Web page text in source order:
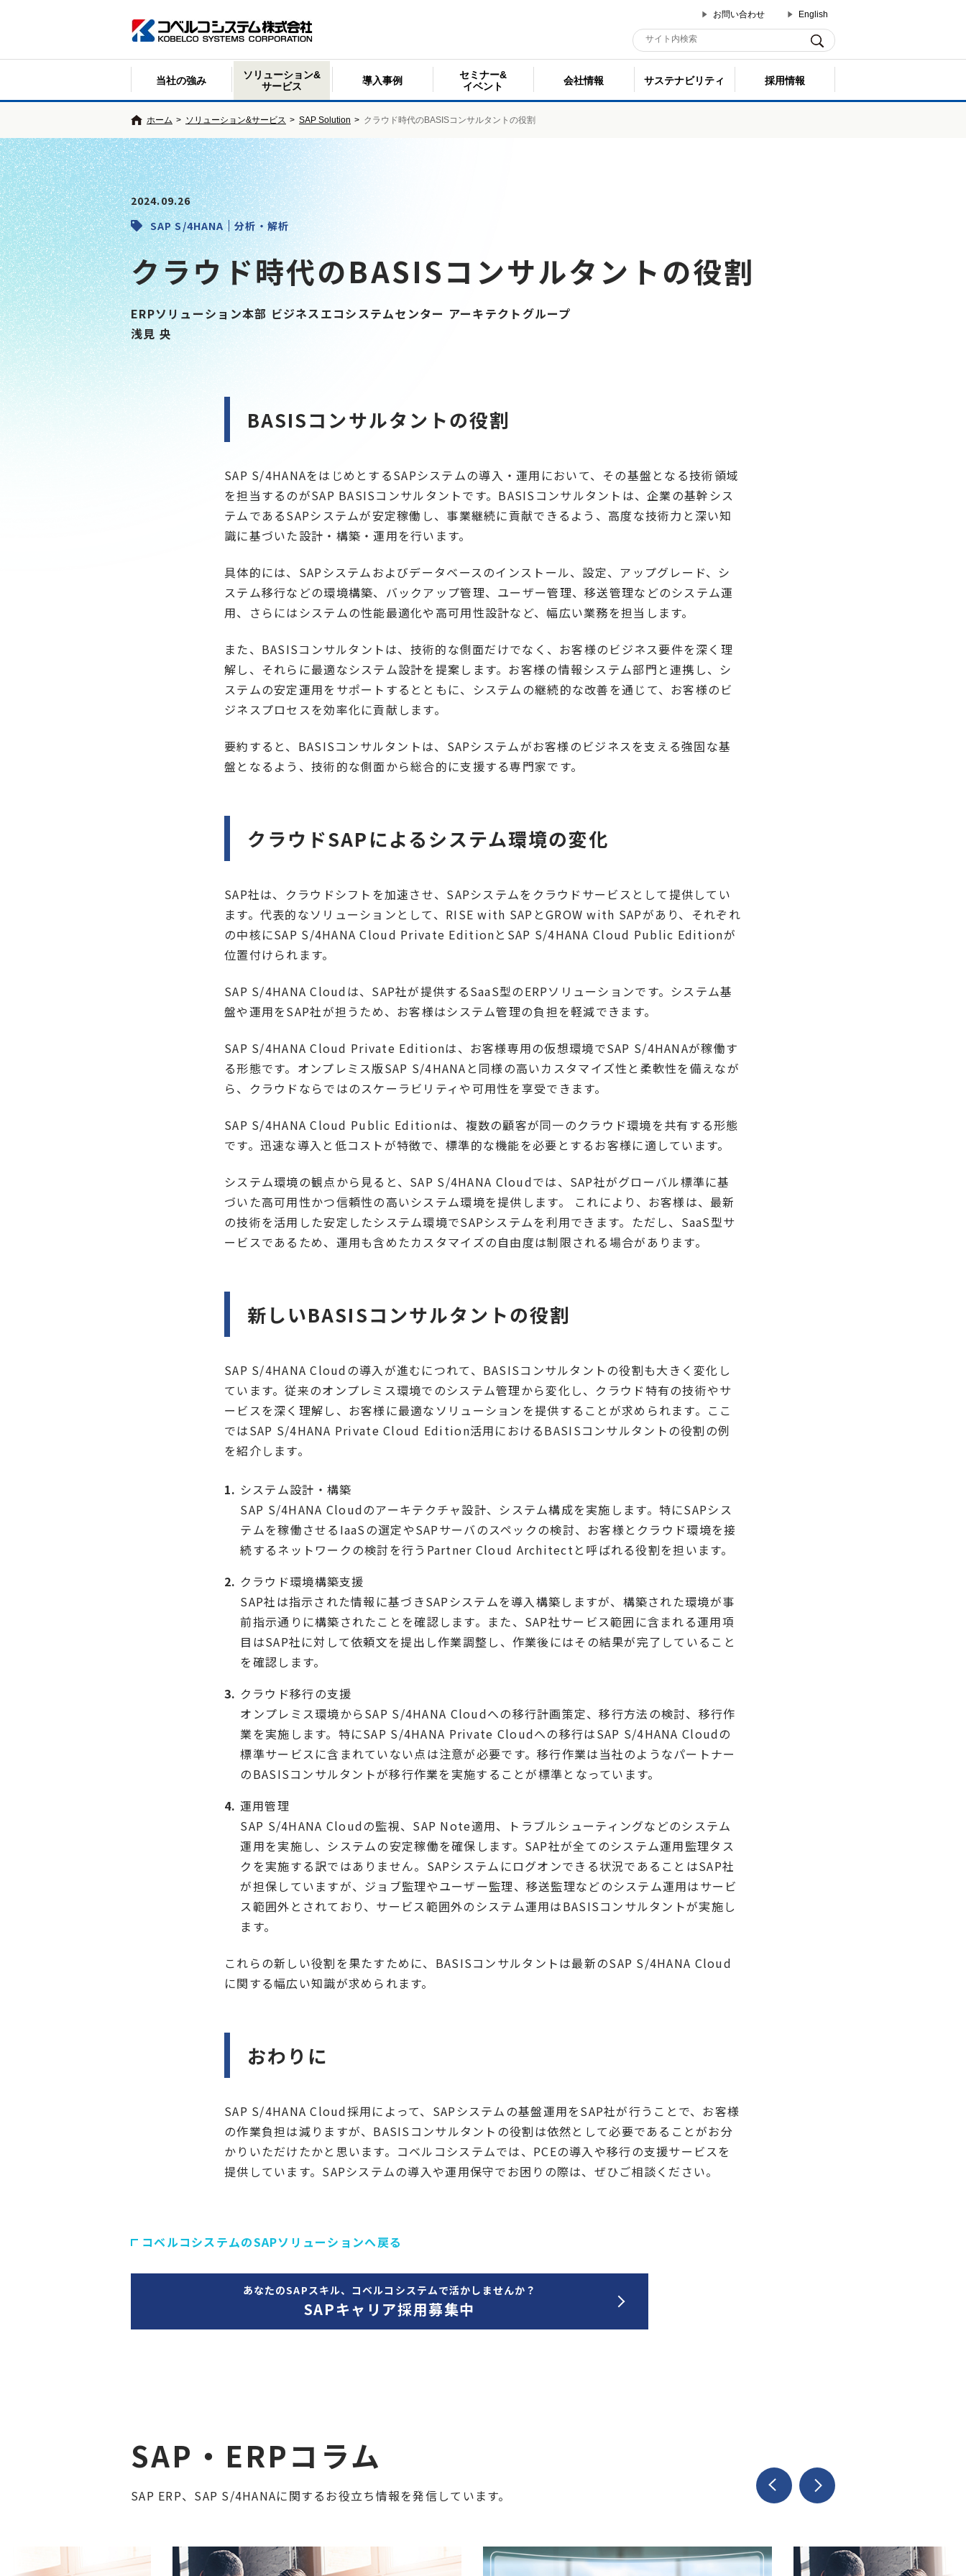
お問い合わせ English
当社の強み
ソリューション&
サービス
導入事例
セミナー&
イベント
会社情報 サステナビリティ 採用情報
ホーム > ソリューション&サービス > SAP Solution > クラウド時代のBASISコンサルタントの役割
2024.09.26
SAP S/4HANA
分析・解析
クラウド時代のBASISコンサルタントの役割
ERPソリューション本部 ビジネスエコシステムセンター アーキテクトグループ
浅見 央
BASISコンサルタントの役割
SAP S/4HANAをはじめとするSAPシステムの導入・運用において、その基盤となる技術領域
を担当するのがSAP BASISコンサルタントです。BASISコンサルタントは、企業の基幹シス
テムであるSAPシステムが安定稼働し、事業継続に貢献できるよう、高度な技術力と深い知
識に基づいた設計・構築・運用を行います。
具体的には、SAPシステムおよびデータベースのインストール、設定、アップグレード、シ
ステム移行などの環境構築、バックアップ管理、ユーザー管理、移送管理などのシステム運
用、さらにはシステムの性能最適化や高可用性設計など、幅広い業務を担当します。
また、BASISコンサルタントは、技術的な側面だけでなく、お客様のビジネス要件を深く理
解し、それらに最適なシステム設計を提案します。お客様の情報システム部門と連携し、シ
ステムの安定運用をサポートするとともに、システムの継続的な改善を通じて、お客様のビ
ジネスプロセスを効率化に貢献します。
要約すると、BASISコンサルタントは、SAPシステムがお客様のビジネスを支える強固な基
盤となるよう、技術的な側面から総合的に支援する専門家です。
クラウドSAPによるシステム環境の変化
SAP社は、クラウドシフトを加速させ、SAPシステムをクラウドサービスとして提供してい
ます。代表的なソリューションとして、RISE with SAPとGROW with SAPがあり、それぞれ
の中核にSAP S/4HANA Cloud Private EditionとSAP S/4HANA Cloud Public Editionが
位置付けられます。
SAP S/4HANA Cloudは、SAP社が提供するSaaS型のERPソリューションです。システム基
盤や運用をSAP社が担うため、お客様はシステム管理の負担を軽減できます。
SAP S/4HANA Cloud Private Editionは、お客様専用の仮想環境でSAP S/4HANAが稼働す
る形態です。オンプレミス版SAP S/4HANAと同様の高いカスタマイズ性と柔軟性を備えなが
ら、クラウドならではのスケーラビリティや可用性を享受できます。
SAP S/4HANA Cloud Public Editionは、複数の顧客が同一のクラウド環境を共有する形態
です。迅速な導入と低コストが特徴で、標準的な機能を必要とするお客様に適しています。
システム環境の観点から見ると、SAP S/4HANA Cloudでは、SAP社がグローバル標準に基
づいた高可用性かつ信頼性の高いシステム環境を提供します。 これにより、お客様は、最新
の技術を活用した安定したシステム環境でSAPシステムを利用できます。ただし、SaaS型サ
ービスであるため、運用も含めたカスタマイズの自由度は制限される場合があります。
新しいBASISコンサルタントの役割
SAP S/4HANA Cloudの導入が進むにつれて、BASISコンサルタントの役割も大きく変化し
ています。従来のオンプレミス環境でのシステム管理から変化し、クラウド特有の技術やサ
ービスを深く理解し、お客様に最適なソリューションを提供することが求められます。ここ
ではSAP S/4HANA Private Cloud Edition活用におけるBASISコンサルタントの役割の例
を紹介します。
システム設計・構築
SAP S/4HANA Cloudのアーキテクチャ設計、システム構成を実施します。特にSAPシス
テムを稼働させるIaaSの選定やSAPサーバのスペックの検討、お客様とクラウド環境を接
続するネットワークの検討を行うPartner Cloud Architectと呼ばれる役割を担います。
クラウド環境構築支援
SAP社は指示された情報に基づきSAPシステムを導入構築しますが、構築された環境が事
前指示通りに構築されたことを確認します。また、SAP社サービス範囲に含まれる運用項
目はSAP社に対して依頼文を提出し作業調整し、作業後にはその結果が完了していること
を確認します。
クラウド移行の支援
オンプレミス環境からSAP S/4HANA Cloudへの移行計画策定、移行方法の検討、移行作
業を実施します。特にSAP S/4HANA Private Cloudへの移行はSAP S/4HANA Cloudの
標準サービスに含まれていない点は注意が必要です。移行作業は当社のようなパートナー
のBASISコンサルタントが移行作業を実施することが標準となっています。
運用管理
SAP S/4HANA Cloudの監視、SAP Note適用、トラブルシューティングなどのシステム
運用を実施し、システムの安定稼働を確保します。SAP社が全てのシステム運用監理タス
クを実施する訳ではありません。SAPシステムにログオンできる状況であることはSAP社
が担保していますが、ジョブ監理やユーザー監理、移送監理などのシステム運用はサービ
ス範囲外とされており、サービス範囲外のシステム運用はBASISコンサルタントが実施し
ます。
これらの新しい役割を果たすために、BASISコンサルタントは最新のSAP S/4HANA Cloud
に関する幅広い知識が求められます。
おわりに
SAP S/4HANA Cloud採用によって、SAPシステムの基盤運用をSAP社が行うことで、お客様
の作業負担は減りますが、BASISコンサルタントの役割は依然として必要であることがお分
かりいただけたかと思います。コベルコシステムでは、PCEの導入や移行の支援サービスを
提供しています。SAPシステムの導入や運用保守でお困りの際は、ぜひご相談ください。
コベルコシステムのSAPソリューションへ戻る
あなたのSAPスキル、コベルコシステムで活かしませんか？
SAPキャリア採用募集中
SAP・ERPコラム
SAP ERP、SAP S/4HANAに関するお役立ち情報を発信しています。
Previous